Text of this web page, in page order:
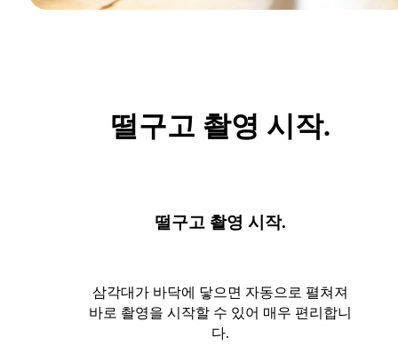
떨구고 촬영 시작.
떨구고 촬영 시작.
삼각대가 바닥에 닿으면 자동으로 펼쳐져
바로 촬영을 시작할 수 있어 매우 편리합니
다.